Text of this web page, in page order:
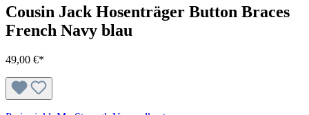
Cousin Jack Hosenträger Button Braces
French Navy blau
49,00 €*